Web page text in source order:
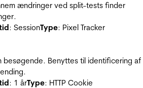
ændringer ved split-tests finder
: SessionType: Pixel Tracker
besøgende. Benyttes til identificering af
: 1 årType: HTTP Cookie